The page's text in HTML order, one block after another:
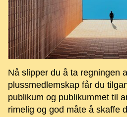
Nå slipper du å ta regningen
plussmedlemskap får du
publikum og publikummet til
rimelig og god måte å skaffe